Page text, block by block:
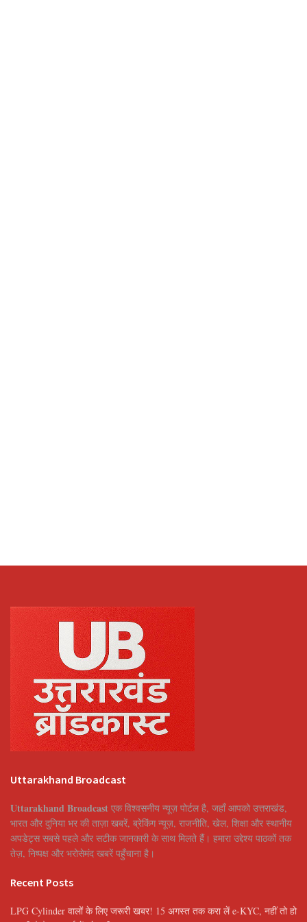
Uttarakhand Broadcast
Uttarakhand Broadcast एक विश्वसनीय न्यूज़ पोर्टल है, जहाँ आपको उत्तराखंड,
भारत और दुनिया भर की ताज़ा खबरें, ब्रेकिंग न्यूज़, राजनीति, खेल, शिक्षा और स्थानीय
अपडेट्स सबसे पहले और सटीक जानकारी के साथ मिलते हैं। हमारा उद्देश्य पाठकों तक
तेज़, निष्पक्ष और भरोसेमंद खबरें पहुँचाना है।
Recent Posts
LPG Cylinder वालों के लिए जरूरी खबर! 15 अगस्त तक करा लें e-KYC, नहीं तो हो